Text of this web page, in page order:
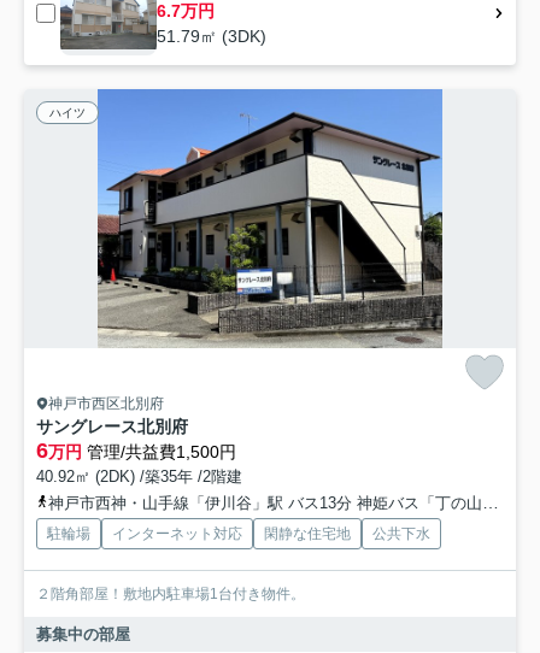
6.7万円
51.79㎡ (3DK)
ハイツ
神戸市西区北別府
サングレース北別府
6万円 管理/共益費1,500円
40.92㎡ (2DK) /築35年 /2階建
神戸市西神・山手線「伊川谷」駅 バス13分 神姫バス「丁の山公園」 停歩3分
駐輪場 インターネット対応 閑静な住宅地 公共下水
２階角部屋！敷地内駐車場1台付き物件。
募集中の部屋